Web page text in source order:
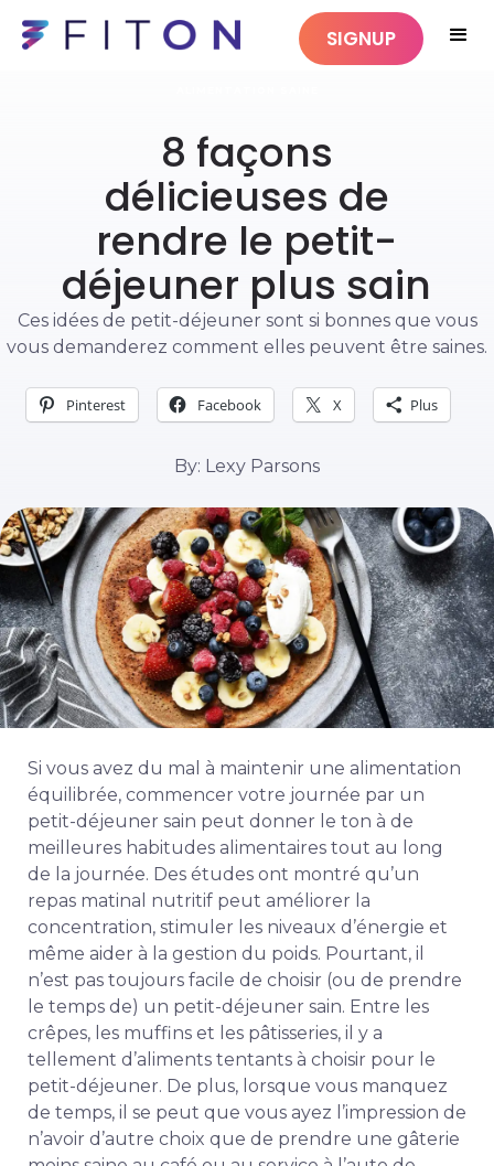
SIGNUP
8 façons
délicieuses de
rendre le petit-
déjeuner plus sain
Ces idées de petit-déjeuner sont si bonnes que vous
vous demanderez comment elles peuvent être saines.
Pinterest Facebook X Plus
By: Lexy Parsons
Si vous avez du mal à maintenir une alimentation
équilibrée, commencer votre journée par un
petit-déjeuner sain peut donner le ton à de
meilleures habitudes alimentaires tout au long
de la journée. Des études ont montré qu’un
repas matinal nutritif peut améliorer la
concentration, stimuler les niveaux d’énergie et
même aider à la gestion du poids. Pourtant, il
n’est pas toujours facile de choisir (ou de prendre
le temps de) un petit-déjeuner sain. Entre les
crêpes, les muffins et les pâtisseries, il y a
tellement d’aliments tentants à choisir pour le
petit-déjeuner. De plus, lorsque vous manquez
de temps, il se peut que vous ayez l’impression de
n’avoir d’autre choix que de prendre une gâterie